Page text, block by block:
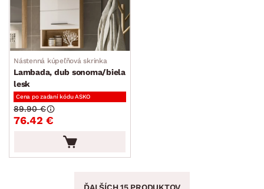
Nástenná kúpeľňová skrinka
Lambada, dub sonoma/biela
lesk
Cena po zadaní kódu ASKO
76.42 €
89.90 €
ĎALŠÍCH 15 PRODUKTOV